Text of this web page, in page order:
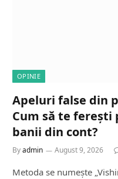
OPINIE
Apeluri false din
Cum să te
banii din cont?
Byadmin August 9, 2026
Metoda se numește